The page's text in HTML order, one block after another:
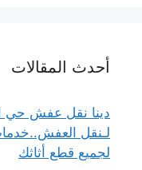
أحدث المقالات
لـنقل
لجميع قطع أثاثك